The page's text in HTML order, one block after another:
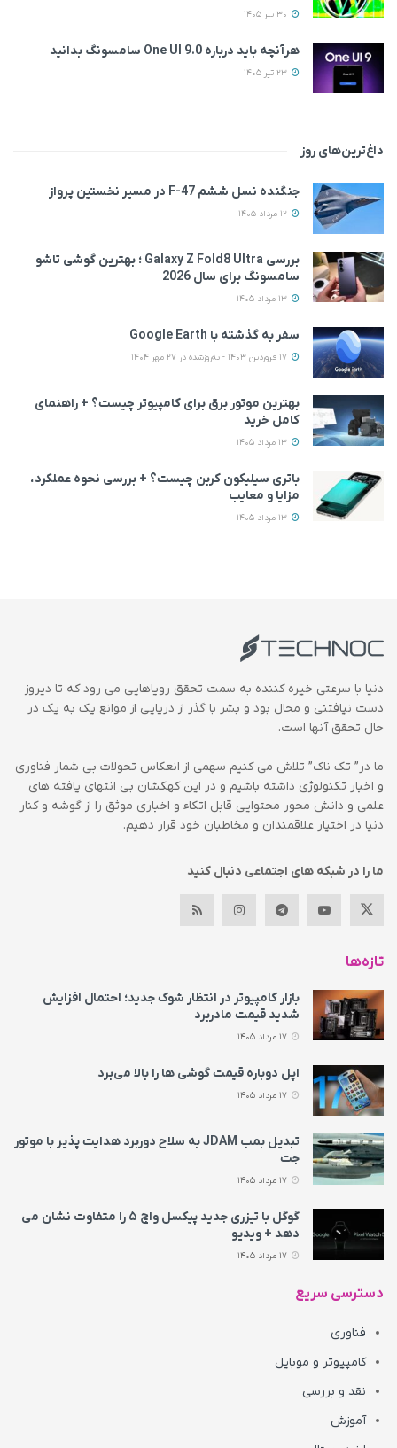
هرآنچه باید درباره One UI 9.0 سامسونگ بدانید
داغ‌ترین‌های روز
جنگنده نسل ششم F-47 در مسیر نخستین پرواز
بررسی Galaxy Z Fold8 Ultra ؛ بهترین گوشی تاشو
سامسونگ برای سال 2026
سفر به گذشته با Google Earth
بهترین موتور برق برای کامپیوتر چیست؟ + راهنمای
کامل خرید
باتری سیلیکون کربن چیست؟ + بررسی نحوه عملکرد،
مزایا و معایب
دنیا با سرعتی خیره کننده به سمت تحقق رویاهایی می رود که تا دیروز
دست نیافتنی و محال بود و بشر با گذر از دریایی از موانع یک به یک در
حال تحقق آنها است.
ما در” تک ناک” تلاش می کنیم سهمی از انعکاس تحولات بی شمار فناوری
و اخبار تکنولوژی داشته باشیم و در این کهکشان بی انتهای یافته های
علمی و دانش محور محتوایی قابل اتکاء و اخباری موثق را از گوشه و کنار
دنیا در اختیار علاقمندان و مخاطبان خود قرار دهیم.
ما را در شبکه های اجتماعی دنبال کنید
تازه‌ها
بازار کامپیوتر در انتظار شوک جدید؛ احتمال افزایش
شدید قیمت مادربرد
اپل دوباره قیمت‌ گوشی ها را بالا می‌برد
تبدیل بمب JDAM به سلاح دوربرد هدایت پذیر با موتور
جت
گوگل با تیزری جدید پیکسل واچ ۵ را متفاوت نشان می‌
دهد + ویدیو
دسترسی سریع
فناوری
کامپیوتر و موبایل
نقد و بررسی
آموزش